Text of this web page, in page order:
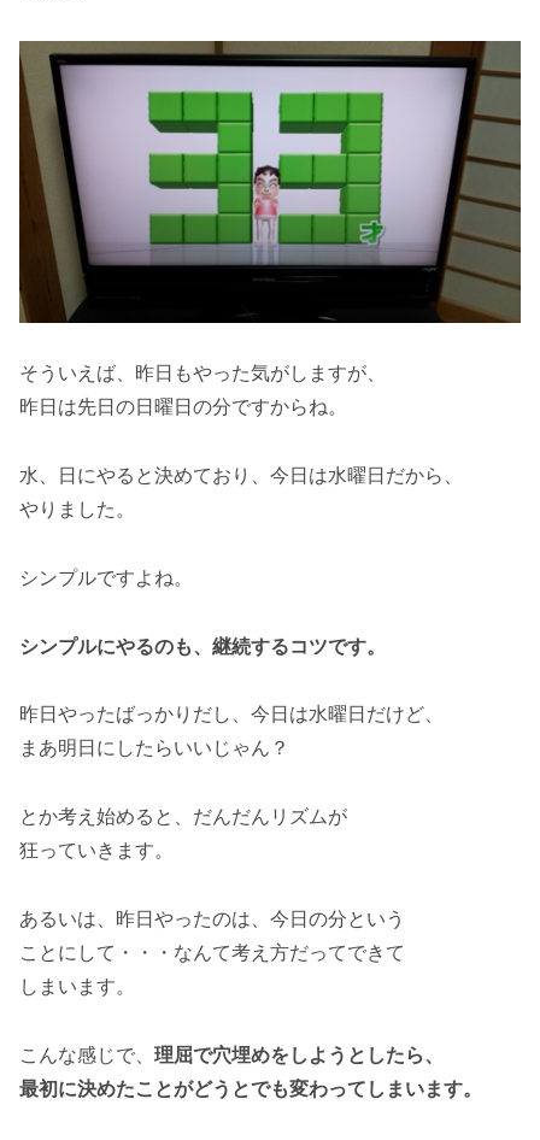
そういえば、昨日もやった気がしますが、
昨日は先日の日曜日の分ですからね。
水、日にやると決めており、今日は水曜日だから、
やりました。
シンプルですよね。
シンプルにやるのも、継続するコツです。
昨日やったばっかりだし、今日は水曜日だけど、
まあ明日にしたらいいじゃん？
とか考え始めると、だんだんリズムが
狂っていきます。
あるいは、昨日やったのは、今日の分という
ことにして・・・なんて考え方だってできて
しまいます。
こんな感じで、 理屈で穴埋めをしようとしたら、
最初に決めたことがどうとでも変わってしまいます。